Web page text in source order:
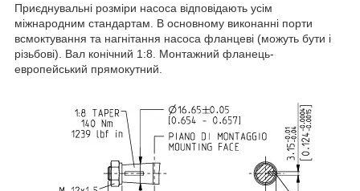
Приєднувальні розміри насоса відповідають усім
міжнародним стандартам. В основному виконанні порти
всмоктування та нагнітання насоса фланцеві (можуть бути і
різьбові). Вал конічний 1:8. Монтажний фланець-
европейський прямокутний.